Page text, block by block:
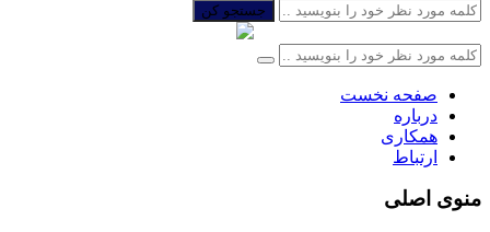
جستجو کن
صفحه نخست
درباره
همکاری
ارتباط
منوی اصلی